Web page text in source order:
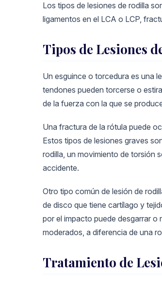
Los tipos de lesiones de rodilla
ligamentos en el LCA o LCP,
Tipos de Lesiones
Un esguince o torcedura es una
tendones pueden torcerse o
de la fuerza con la que se
Una fractura de la rótula puede
Estos tipos de lesiones graves
rodilla, un movimiento de torsión
accidente.
Otro tipo común de lesión de
de disco que tiene cartílago y
por el impacto puede desgarrar
moderados, a diferencia de una
Tratamiento de